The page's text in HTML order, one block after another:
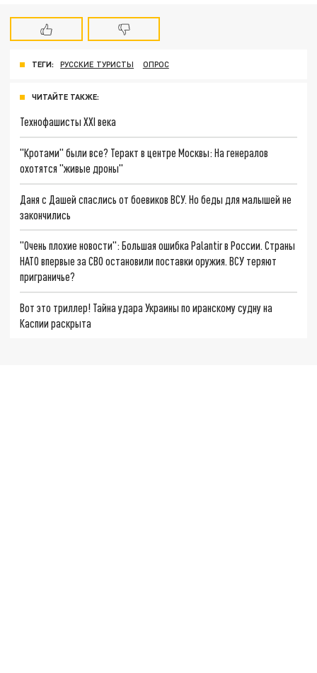
ТЕГИ: РУССКИЕ ТУРИСТЫ ОПРОС
ЧИТАЙТЕ ТАКЖЕ:
Технофашисты XXI века
"Кротами" были все? Теракт в центре Москвы: На генералов
охотятся "живые дроны"
Даня с Дашей спаслись от боевиков ВСУ. Но беды для малышей не
закончились
"Очень плохие новости": Большая ошибка Palantir в России. Страны
НАТО впервые за СВО остановили поставки оружия. ВСУ теряют
приграничье?
Вот это триллер! Тайна удара Украины по иранскому судну на
Каспии раскрыта